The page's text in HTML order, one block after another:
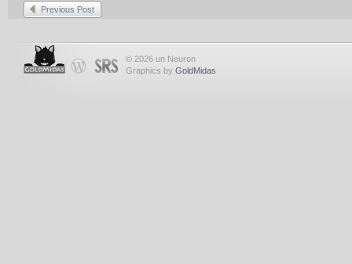
Previous Post
© 2026 un Neuron
Graphics by GoldMidas